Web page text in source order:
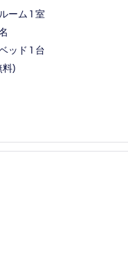
ーム 1 室
ッド 1 台
料)